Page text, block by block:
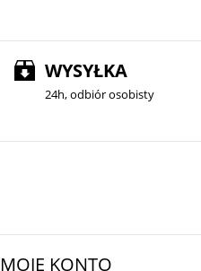
WYSYŁKA
24h, odbiór osobisty
MOJE KONTO